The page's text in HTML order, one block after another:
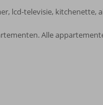
lcd-televisie, kitchenette,
Alle